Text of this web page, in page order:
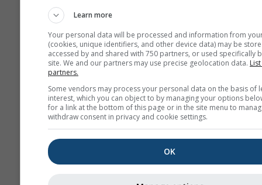
Αρχείο καιρού
Learn more
Your personal data will be processed and information from
(cookies, unique identifiers, and other device data) may be
accessed by and shared with 750 partners, or used specifically
site. We and our partners may use precise geolocation data.
partners.
Some vendors may process your personal data on the basis of
interest, which you can object to by managing your options
for a link at the bottom of this page or in the site menu to
withdraw consent in privacy and cookie settings.
OK